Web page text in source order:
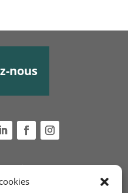
nous
Voir nosconditions
générales de ventes